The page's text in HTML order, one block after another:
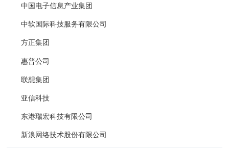
中国电子信息产业集团
中软国际科技服务有限公司
方正集团
惠普公司
联想集团
亚信科技
东港瑞宏科技有限公司
新浪网络技术股份有限公司